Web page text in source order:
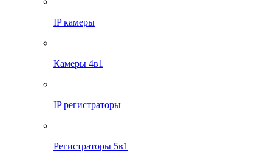
IP камеры
Камеры 4в1
IP регистраторы
Регистраторы 5в1